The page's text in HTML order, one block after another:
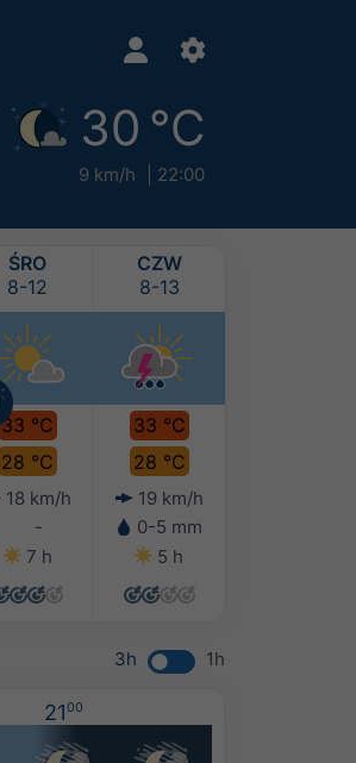
30 °C
9 km/h 22:00
ŚRO
8-12
33 °C
28 °C
18 km/h
-
7 h
CZW
8-13
33 °C
28 °C
19 km/h
0-5 mm
5 h
3h 1h
2100